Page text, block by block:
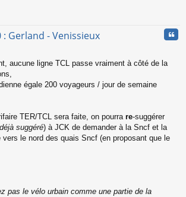
: Gerland - Venissieux
aucune ligne TCL passe vraiment à côté de la
égale 200 voyageurs / jour de semaine
TER/TCL sera faite, on pourra re-suggérer
suggéré) à JCK de demander à la Sncf et la
vers le nord des quais Sncf (en proposant que le
pas le vélo urbain comme une partie de la